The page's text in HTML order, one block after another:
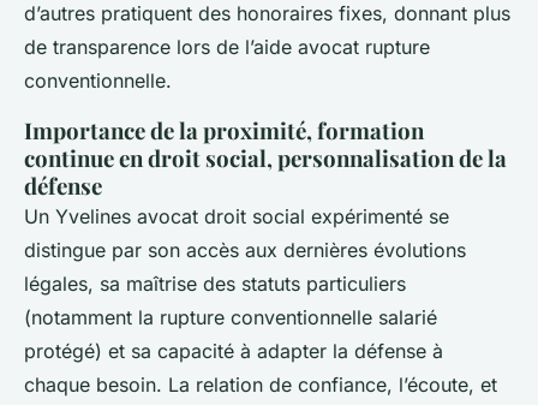
d’autres pratiquent des honoraires fixes, donnant plus
de transparence lors de l’aide avocat rupture
conventionnelle.
Importance de la proximité, formation
continue en droit social, personnalisation de la
défense
Un Yvelines avocat droit social expérimenté se
distingue par son accès aux dernières évolutions
légales, sa maîtrise des statuts particuliers
(notamment la rupture conventionnelle salarié
protégé) et sa capacité à adapter la défense à
chaque besoin. La relation de confiance, l’écoute, et